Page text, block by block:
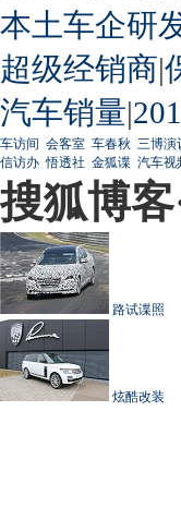
本土车企研
超级经销商|
汽车销量|
车访间 会客室 车春秋 三博演
信访办 悟透社 金狐谍 汽车视
搜狐博客
路试谍照
炫酷改装